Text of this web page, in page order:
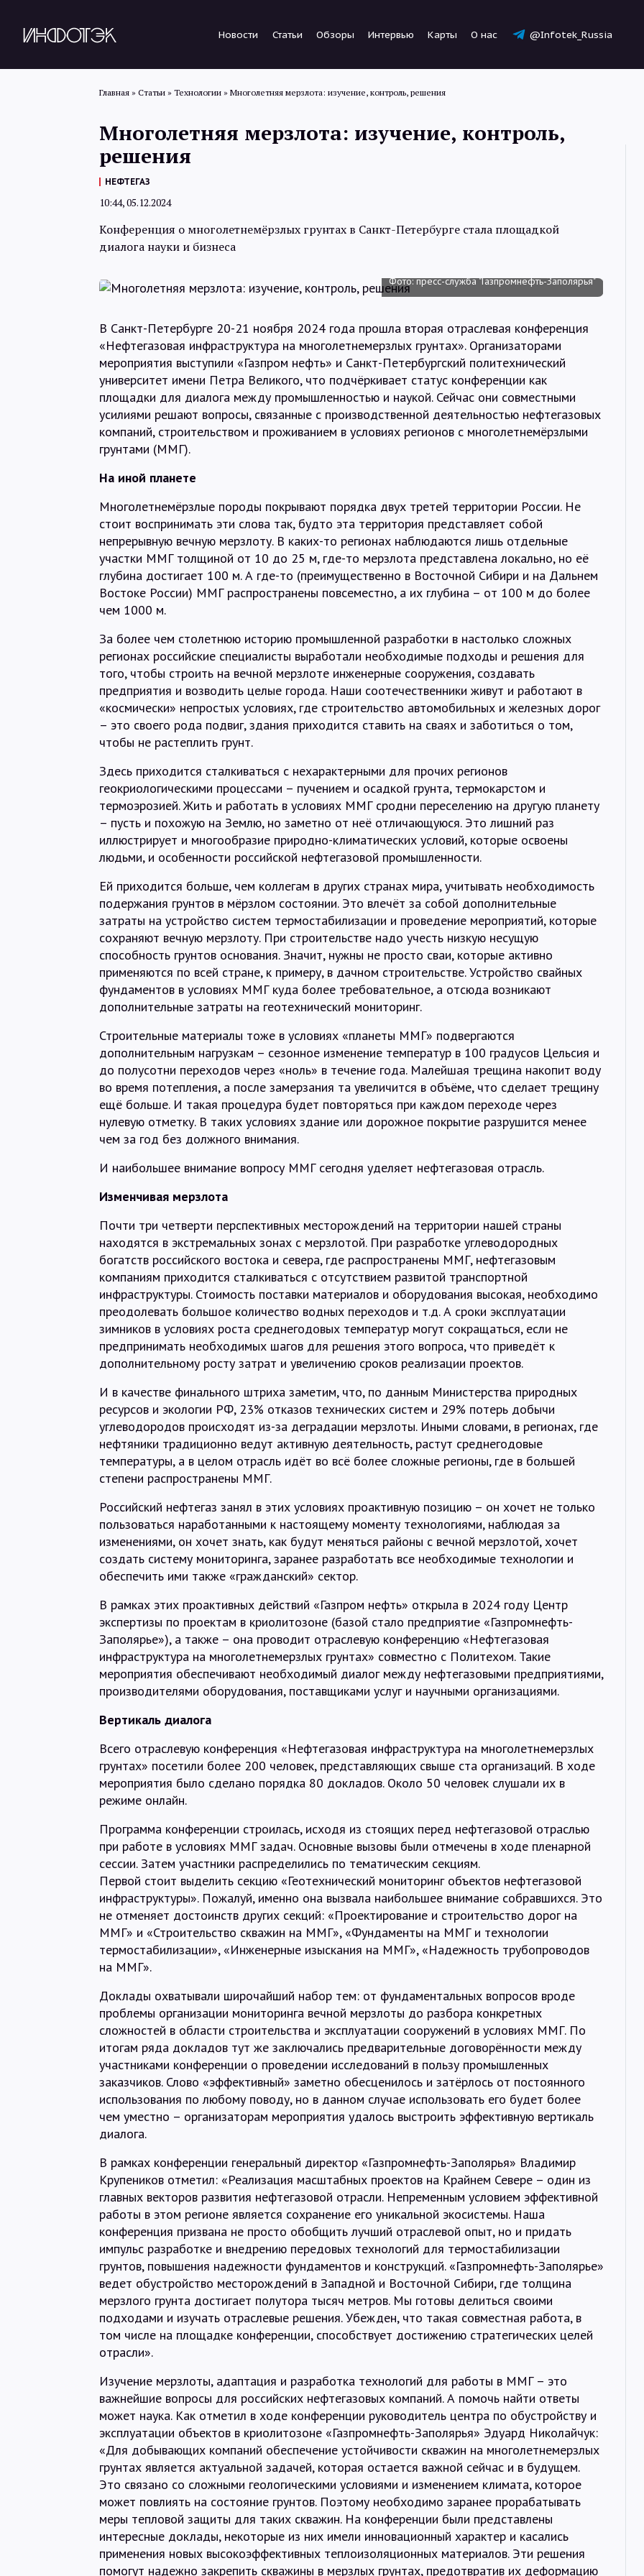
Новости Статьи Обзоры Интервью Карты О нас @Infotek_Russia
Статьи
Обзоры
Интервью
Карты
О нас
Главная » Статьи » Технологии » Многолетняя мерзлота: изучение, контроль, решения
Многолетняя мерзлота: изучение, контроль,
решения
НЕФТЕГАЗ
10:44, 05.12.2024
Конференция о многолетнемёрзлых грунтах в Санкт-Петербурге стала площадкой
диалога науки и бизнеса
Фото: пресс-служба "Газпромнефть-Заполярья"
В Санкт-Петербурге 20-21 ноября 2024 года прошла вторая отраслевая конференция
«Нефтегазовая инфраструктура на многолетнемерзлых грунтах». Организаторами
мероприятия выступили «Газпром нефть» и Санкт-Петербургский политехнический
университет имени Петра Великого, что подчёркивает статус конференции как
площадки для диалога между промышленностью и наукой. Сейчас они совместными
усилиями решают вопросы, связанные с производственной деятельностью нефтегазовых
компаний, строительством и проживанием в условиях регионов с многолетнемёрзлыми
грунтами (ММГ).
На иной планете
Многолетнемёрзлые породы покрывают порядка двух третей территории России. Не
стоит воспринимать эти слова так, будто эта территория представляет собой
непрерывную вечную мерзлоту. В каких-то регионах наблюдаются лишь отдельные
участки ММГ толщиной от 10 до 25 м, где-то мерзлота представлена локально, но её
глубина достигает 100 м. А где-то (преимущественно в Восточной Сибири и на Дальнем
Востоке России) ММГ распространены повсеместно, а их глубина – от 100 м до более
чем 1000 м.
За более чем столетнюю историю промышленной разработки в настолько сложных
регионах российские специалисты выработали необходимые подходы и решения для
того, чтобы строить на вечной мерзлоте инженерные сооружения, создавать
предприятия и возводить целые города. Наши соотечественники живут и работают в
«космически» непростых условиях, где строительство автомобильных и железных дорог
– это своего рода подвиг, здания приходится ставить на сваях и заботиться о том,
чтобы не растеплить грунт.
Здесь приходится сталкиваться с нехарактерными для прочих регионов
геокриологическими процессами – пучением и осадкой грунта, термокарстом и
термоэрозией. Жить и работать в условиях ММГ сродни переселению на другую планету
– пусть и похожую на Землю, но заметно от неё отличающуюся. Это лишний раз
иллюстрирует и многообразие природно-климатических условий, которые освоены
людьми, и особенности российской нефтегазовой промышленности.
Ей приходится больше, чем коллегам в других странах мира, учитывать необходимость
подержания грунтов в мёрзлом состоянии. Это влечёт за собой дополнительные
затраты на устройство систем термостабилизации и проведение мероприятий, которые
сохраняют вечную мерзлоту. При строительстве надо учесть низкую несущую
способность грунтов основания. Значит, нужны не просто сваи, которые активно
применяются по всей стране, к примеру, в дачном строительстве. Устройство свайных
фундаментов в условиях ММГ куда более требовательное, а отсюда возникают
дополнительные затраты на геотехнический мониторинг.
Строительные материалы тоже в условиях «планеты ММГ» подвергаются
дополнительным нагрузкам – сезонное изменение температур в 100 градусов Цельсия и
до полусотни переходов через «ноль» в течение года. Малейшая трещина накопит воду
во время потепления, а после замерзания та увеличится в объёме, что сделает трещину
ещё больше. И такая процедура будет повторяться при каждом переходе через
нулевую отметку. В таких условиях здание или дорожное покрытие разрушится менее
чем за год без должного внимания.
И наибольшее внимание вопросу ММГ сегодня уделяет нефтегазовая отрасль.
Изменчивая мерзлота
Почти три четверти перспективных месторождений на территории нашей страны
находятся в экстремальных зонах с мерзлотой. При разработке углеводородных
богатств российского востока и севера, где распространены ММГ, нефтегазовым
компаниям приходится сталкиваться с отсутствием развитой транспортной
инфраструктуры. Стоимость поставки материалов и оборудования высокая, необходимо
преодолевать большое количество водных переходов и т.д. А сроки эксплуатации
зимников в условиях роста среднегодовых температур могут сокращаться, если не
предпринимать необходимых шагов для решения этого вопроса, что приведёт к
дополнительному росту затрат и увеличению сроков реализации проектов.
И в качестве финального штриха заметим, что, по данным Министерства природных
ресурсов и экологии РФ, 23% отказов технических систем и 29% потерь добычи
углеводородов происходят из-за деградации мерзлоты. Иными словами, в регионах, где
нефтяники традиционно ведут активную деятельность, растут среднегодовые
температуры, а в целом отрасль идёт во всё более сложные регионы, где в большей
степени распространены ММГ.
Российский нефтегаз занял в этих условиях проактивную позицию – он хочет не только
пользоваться наработанными к настоящему моменту технологиями, наблюдая за
изменениями, он хочет знать, как будут меняться районы с вечной мерзлотой, хочет
создать систему мониторинга, заранее разработать все необходимые технологии и
обеспечить ими также «гражданский» сектор.
В рамках этих проактивных действий «Газпром нефть» открыла в 2024 году Центр
экспертизы по проектам в криолитозоне (базой стало предприятие «Газпромнефть-
Заполярье»), а также – она проводит отраслевую конференцию «Нефтегазовая
инфраструктура на многолетнемерзлых грунтах» совместно с Политехом. Такие
мероприятия обеспечивают необходимый диалог между нефтегазовыми предприятиями,
производителями оборудования, поставщиками услуг и научными организациями.
Вертикаль диалога
Всего отраслевую конференция «Нефтегазовая инфраструктура на многолетнемерзлых
грунтах» посетили более 200 человек, представляющих свыше ста организаций. В ходе
мероприятия было сделано порядка 80 докладов. Около 50 человек слушали их в
режиме онлайн.
Программа конференции строилась, исходя из стоящих перед нефтегазовой отраслью
при работе в условиях ММГ задач. Основные вызовы были отмечены в ходе пленарной
сессии. Затем участники распределились по тематическим секциям.
Первой стоит выделить секцию «Геотехнический мониторинг объектов нефтегазовой
инфраструктуры». Пожалуй, именно она вызвала наибольшее внимание собравшихся. Это
не отменяет достоинств других секций: «Проектирование и строительство дорог на
ММГ» и «Строительство скважин на ММГ», «Фундаменты на ММГ и технологии
термостабилизации», «Инженерные изыскания на ММГ», «Надежность трубопроводов
на ММГ».
Доклады охватывали широчайший набор тем: от фундаментальных вопросов вроде
проблемы организации мониторинга вечной мерзлоты до разбора конкретных
сложностей в области строительства и эксплуатации сооружений в условиях ММГ. По
итогам ряда докладов тут же заключались предварительные договорённости между
участниками конференции о проведении исследований в пользу промышленных
заказчиков. Слово «эффективный» заметно обесценилось и затёрлось от постоянного
использования по любому поводу, но в данном случае использовать его будет более
чем уместно – организаторам мероприятия удалось выстроить эффективную вертикаль
диалога.
В рамках конференции генеральный директор «Газпромнефть-Заполярья» Владимир
Крупеников отметил: «Реализация масштабных проектов на Крайнем Севере – один из
главных векторов развития нефтегазовой отрасли. Непременным условием эффективной
работы в этом регионе является сохранение его уникальной экосистемы. Наша
конференция призвана не просто обобщить лучший отраслевой опыт, но и придать
импульс разработке и внедрению передовых технологий для термостабилизации
грунтов, повышения надежности фундаментов и конструкций. «Газпромнефть-Заполярье»
ведет обустройство месторождений в Западной и Восточной Сибири, где толщина
мерзлого грунта достигает полутора тысяч метров. Мы готовы делиться своими
подходами и изучать отраслевые решения. Убежден, что такая совместная работа, в
том числе на площадке конференции, способствует достижению стратегических целей
отрасли».
Изучение мерзлоты, адаптация и разработка технологий для работы в ММГ – это
важнейшие вопросы для российских нефтегазовых компаний. А помочь найти ответы
может наука. Как отметил в ходе конференции руководитель центра по обустройству и
эксплуатации объектов в криолитозоне «Газпромнефть-Заполярья» Эдуард Николайчук:
«Для добывающих компаний обеспечение устойчивости скважин на многолетнемерзлых
грунтах является актуальной задачей, которая остается важной сейчас и в будущем.
Это связано со сложными геологическими условиями и изменением климата, которое
может повлиять на состояние грунтов. Поэтому необходимо заранее прорабатывать
меры тепловой защиты для таких скважин. На конференции были представлены
интересные доклады, некоторые из них имели инновационный характер и касались
применения новых высокоэффективных теплоизоляционных материалов. Эти решения
помогут надежно закрепить скважины в мерзлых грунтах, предотвратив их деформацию